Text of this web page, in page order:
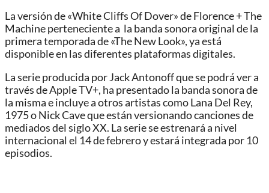
La versión de «White Cliffs Of Dover» de Florence + The
Machine perteneciente a la banda sonora original de la
primera temporada de «The New Look», ya está
disponible en las diferentes plataformas digitales.
La serie producida por Jack Antonoff que se podrá ver a
través de Apple TV+, ha presentado la banda sonora de
la misma e incluye a otros artistas como Lana Del Rey,
1975 o Nick Cave que están versionando canciones de
mediados del siglo XX. La serie se estrenará a nivel
internacional el 14 de febrero y estará integrada por 10
episodios.